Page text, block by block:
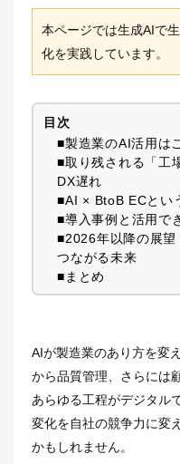
本ページでは生成AIで
化を実践しています。
目次
■製造業のAI活用は
■取り残される「工
DX遅れ
■AI × BtoB ECとい
■導入事例と活用で
■2026年以降の展
つながる未来
■まとめ
AIが製造業のあり方を変
から品質管理、さらに
あらゆる工程がデジタル
変化を自社の競争力に変
かもしれません。